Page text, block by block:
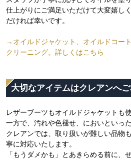
仕上がりにご満足いただけて大変嬉し
だければ幸いです。
→オイルドジャケット、オイルドコー
クリーニング。詳しくはこちら
大切なアイテムはクレアンへ
レザーブーツもオイルドジャケットも
一方で、汚れや色褪せ、においといっ
クレアンでは、取り扱いが難しい品物
寧に対応いたします。
「もうダメかも」とあきらめる前に、